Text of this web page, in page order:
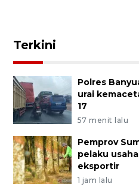
Terkini
Polres
urai
17
57 menit lalu
Pemprov
pelaku
eksportir
1 jam lalu